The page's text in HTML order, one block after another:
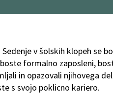
v šolskih klopeh se
formalno zaposleni,
in opazovali njihovega
s svojo poklicno kariero.